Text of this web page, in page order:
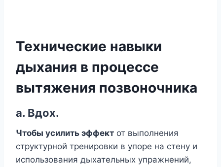
Технические навыки
дыхания в процессе
вытяжения позвоночника
а. Вдох.
Чтобы усилить эффект от выполнения
структурной тренировки в упоре на стену и
использования дыхательных упражнений,